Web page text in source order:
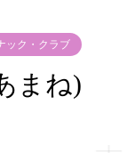
ック・クラブ
まね)